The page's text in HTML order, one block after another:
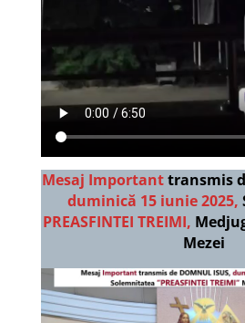
Mesaj Importanttransmis
duminică 15 iunie 2025,
PREASFINTEI TREIMI,
Mezei